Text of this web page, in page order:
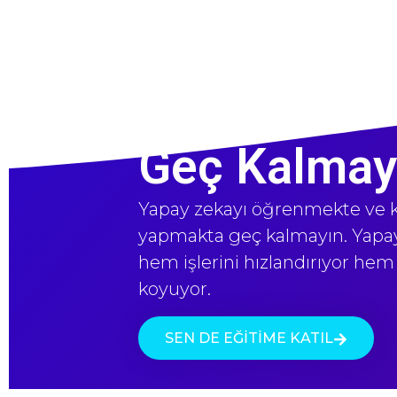
Geç
Yapay zekayı öğrenmekte ve
yapmakta geç kalmayın.
hem işlerini hızlandırıyor
koyuyor.
SEN DE EĞİTİME KATIL